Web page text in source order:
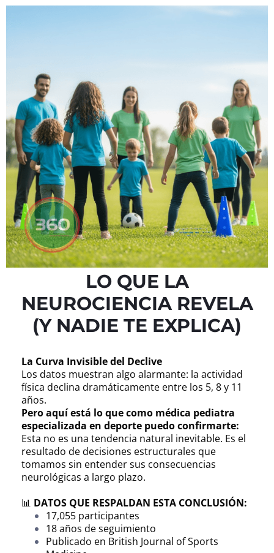
LO QUE LA
NEUROCIENCIA REVELA
(Y NADIE TE EXPLICA)
La Curva Invisible del Declive
Los datos muestran algo alarmante: la actividad
física declina dramáticamente entre los 5, 8 y 11
años.
Pero aquí está lo que como médica pediatra
especializada en deporte puedo confirmarte:
Esta no es una tendencia natural inevitable. Es el
resultado de decisiones estructurales que
tomamos sin entender sus consecuencias
neurológicas a largo plazo.
📊 DATOS QUE RESPALDAN ESTA CONCLUSIÓN:
17,055 participantes
18 años de seguimiento
Publicado en British Journal of Sports